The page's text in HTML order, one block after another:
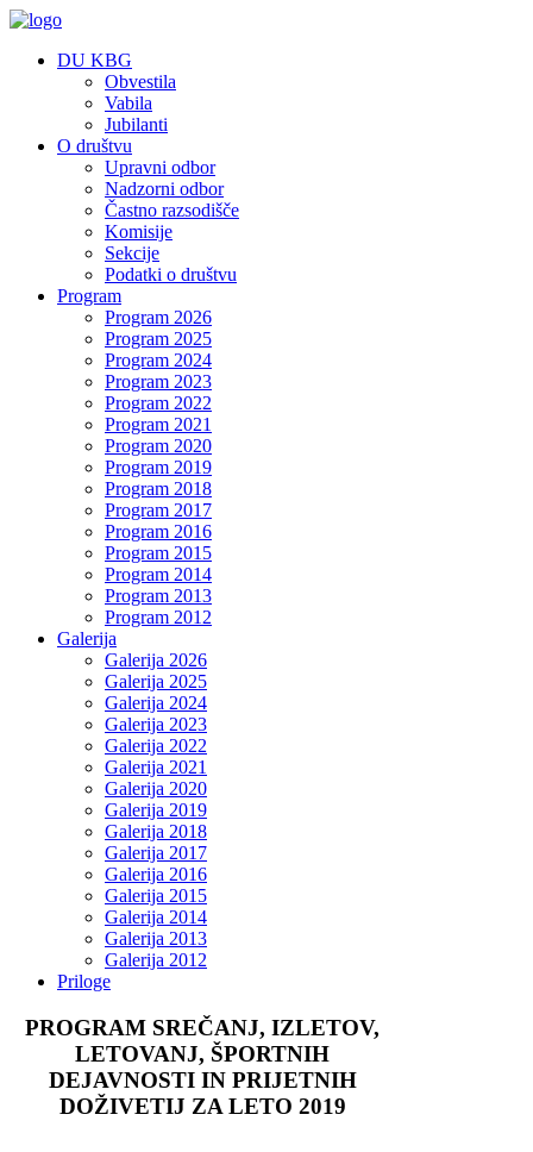
DU KBG
Obvestila
Vabila
Jubilanti
O društvu
Upravni odbor
Nadzorni odbor
Častno razsodišče
Komisije
Sekcije
Podatki o društvu
Program
Program 2026
Program 2025
Program 2024
Program 2023
Program 2022
Program 2021
Program 2020
Program 2019
Program 2018
Program 2017
Program 2016
Program 2015
Program 2014
Program 2013
Program 2012
Galerija
Galerija 2026
Galerija 2025
Galerija 2024
Galerija 2023
Galerija 2022
Galerija 2021
Galerija 2020
Galerija 2019
Galerija 2018
Galerija 2017
Galerija 2016
Galerija 2015
Galerija 2014
Galerija 2013
Galerija 2012
Priloge
PROGRAM SREČANJ, IZLETOV,
LETOVANJ, ŠPORTNIH
DEJAVNOSTI IN PRIJETNIH
DOŽIVETIJ ZA LETO 2019